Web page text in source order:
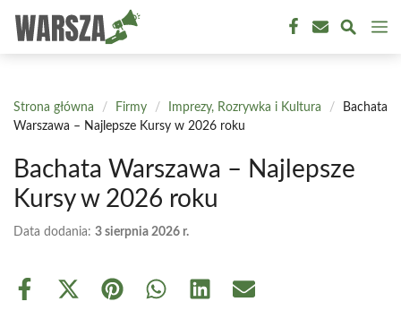
treści
Strona główna / Firmy / Imprezy, Rozrywka i Kultura /
Bachata
Warszawa – Najlepsze Kursy w 2026 roku
Bachata Warszawa – Najlepsze
Kursy w 2026 roku
Data dodania: 3 sierpnia 2026 r.
Share
Share Share Share Share Share